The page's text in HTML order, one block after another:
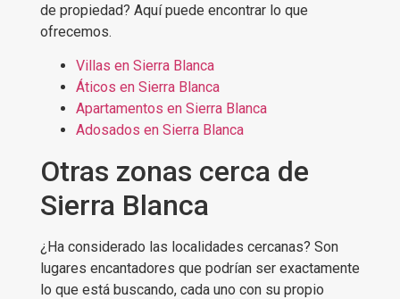
de propiedad? Aquí puede encontrar lo que
ofrecemos.
Villas en Sierra Blanca
Áticos en Sierra Blanca
Apartamentos en Sierra Blanca
Adosados en Sierra Blanca
Otras zonas cerca de
Sierra Blanca
¿Ha considerado las localidades cercanas? Son
lugares encantadores que podrían ser exactamente
lo que está buscando, cada uno con su propio